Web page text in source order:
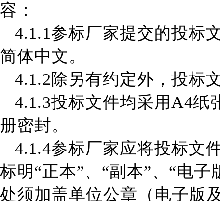
容：
4.1.1参标厂家提交的投标
简体中文。
4.1.2除另有约定外，投标
4.1.3投标文件均采用 A4纸
册密封。
4.1.4参标厂家应将投标文
标明“正本”、“副本”、 “电子
处须加盖单位公章 （ 电子版